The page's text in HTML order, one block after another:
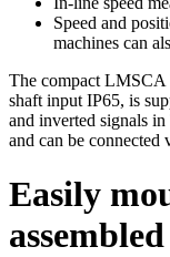
Speed and
machines can
The compact LMSCA
shaft input IP65, is
and inverted signals
and can be connected
Easily